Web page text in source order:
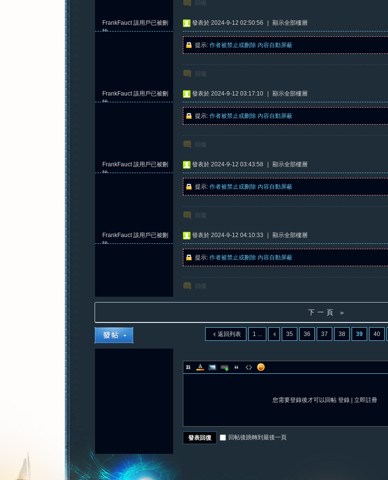
回復
FrankFauct該用戶已被刪
除
發表於 2024-9-12 02:50:56 顯示全部樓層
提示: 作者被禁止或刪除 內容自動屏蔽
回復
FrankFauct該用戶已被刪
除
發表於 2024-9-12 03:17:10 顯示全部樓層
提示: 作者被禁止或刪除 內容自動屏蔽
回復
FrankFauct該用戶已被刪
除
發表於 2024-9-12 03:43:58 顯示全部樓層
提示: 作者被禁止或刪除 內容自動屏蔽
回復
FrankFauct該用戶已被刪
除
發表於 2024-9-12 04:10:33 顯示全部樓層
提示: 作者被禁止或刪除 內容自動屏蔽
回復
下一頁 »
1 ... 35 36 37 38 39 40
返回列表
您需要登錄後才可以回帖 登錄 立即註冊
發表回復 回帖後跳轉到最後一頁